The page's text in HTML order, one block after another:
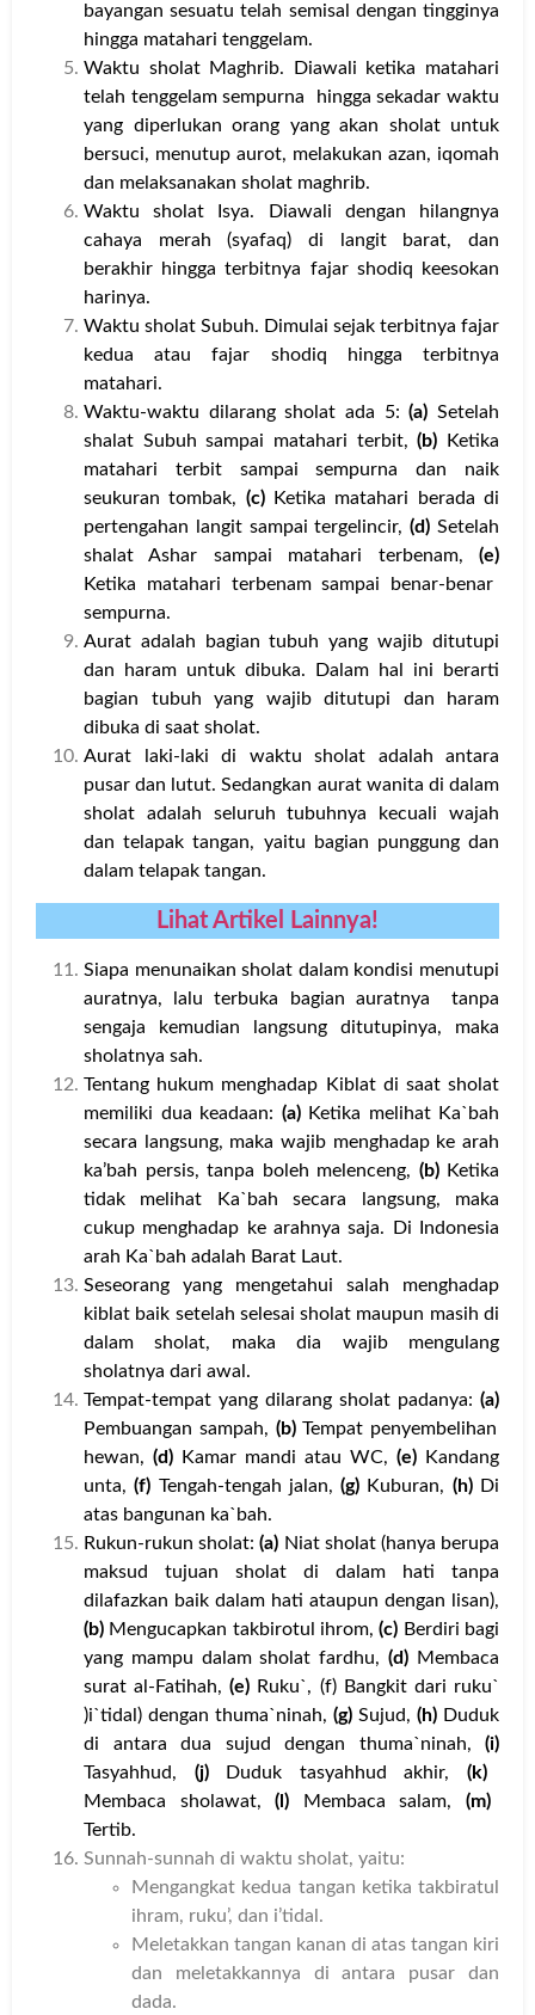
bayangan sesuatu telah semisal dengan tingginya
hingga matahari tenggelam.
Waktu sholat Maghrib. Diawali ketika matahari
telah tenggelam sempurna hingga sekadar waktu
yang diperlukan orang yang akan sholat untuk
bersuci, menutup aurot, melakukan azan, iqomah
dan melaksanakan sholat maghrib.
Waktu sholat Isya. Diawali dengan hilangnya
cahaya merah (syafaq) di langit barat, dan
berakhir hingga terbitnya fajar shodiq keesokan
harinya.
Waktu sholat Subuh. Dimulai sejak terbitnya fajar
kedua atau fajar shodiq hingga terbitnya
matahari.
Waktu-waktu dilarang sholat ada 5:(a) Setelah
shalat Subuh sampai matahari terbit,(b) Ketika
matahari terbit sampai sempurna dan naik
seukuran tombak, (c)Ketika matahari berada di
pertengahan langit sampai tergelincir,(d) Setelah
shalat Ashar sampai matahari terbenam, (e)
Ketika matahari terbenam sampai benar-benar
sempurna.
Aurat adalah bagian tubuh yang wajib ditutupi
dan haram untuk dibuka. Dalam hal ini berarti
bagian tubuh yang wajib ditutupi dan haram
dibuka di saat sholat.
Aurat laki-laki di waktu sholat adalah antara
pusar dan lutut. Sedangkan aurat wanita di dalam
sholat adalah seluruh tubuhnya kecuali wajah
dan telapak tangan, yaitu bagian punggung dan
dalam telapak tangan.
Lihat Artikel Lainnya!
Siapa menunaikan sholat dalam kondisi menutupi
auratnya, lalu terbuka bagian auratnya tanpa
sengaja kemudian langsung ditutupinya, maka
sholatnya sah.
Tentang hukum menghadap Kiblat di saat sholat
memiliki dua keadaan: (a)Ketika melihat Ka`bah
secara langsung, maka wajib menghadap ke arah
ka’bah persis, tanpa boleh melenceng, (b)Ketika
tidak melihat Ka`bah secara langsung, maka
cukup menghadap ke arahnya saja. Di Indonesia
arah Ka`bah adalah Barat Laut.
Seseorang yang mengetahui salah menghadap
kiblat baik setelah selesai sholat maupun masih di
dalam sholat, maka dia wajib mengulang
sholatnya dari awal.
Tempat-tempat yang dilarang sholat padanya: (a)
Pembuangan sampah, (b)Tempat penyembelihan
hewan, (d) Kamar mandi atau WC, (e) Kandang
unta,(f) Tengah-tengah jalan,(g) Kuburan, (h)Di
atas bangunan ka`bah.
Rukun-rukun sholat:(a) Niat sholat (hanya berupa
maksud tujuan sholat di dalam hati tanpa
dilafazkan baik dalam hati ataupun dengan lisan),
(b) Mengucapkan takbirotul ihrom,(c) Berdiri bagi
yang mampu dalam sholat fardhu,(d) Membaca
surat al-Fatihah,(e) Ruku`, (f) Bangkit dari ruku`
)i`tidal) dengan thuma`ninah, (g) Sujud, (h) Duduk
di antara dua sujud dengan thuma`ninah, (i)
Tasyahhud, (j)Duduk tasyahhud akhir, (k)
Membaca sholawat, (l) Membaca salam, (m)
Tertib.
Sunnah-sunnah di waktu sholat, yaitu:
Mengangkat kedua tangan ketika takbiratul
ihram, ruku’, dan i’tidal.
Meletakkan tangan kanan di atas tangan kiri
dan meletakkannya di antara pusar dan
dada.